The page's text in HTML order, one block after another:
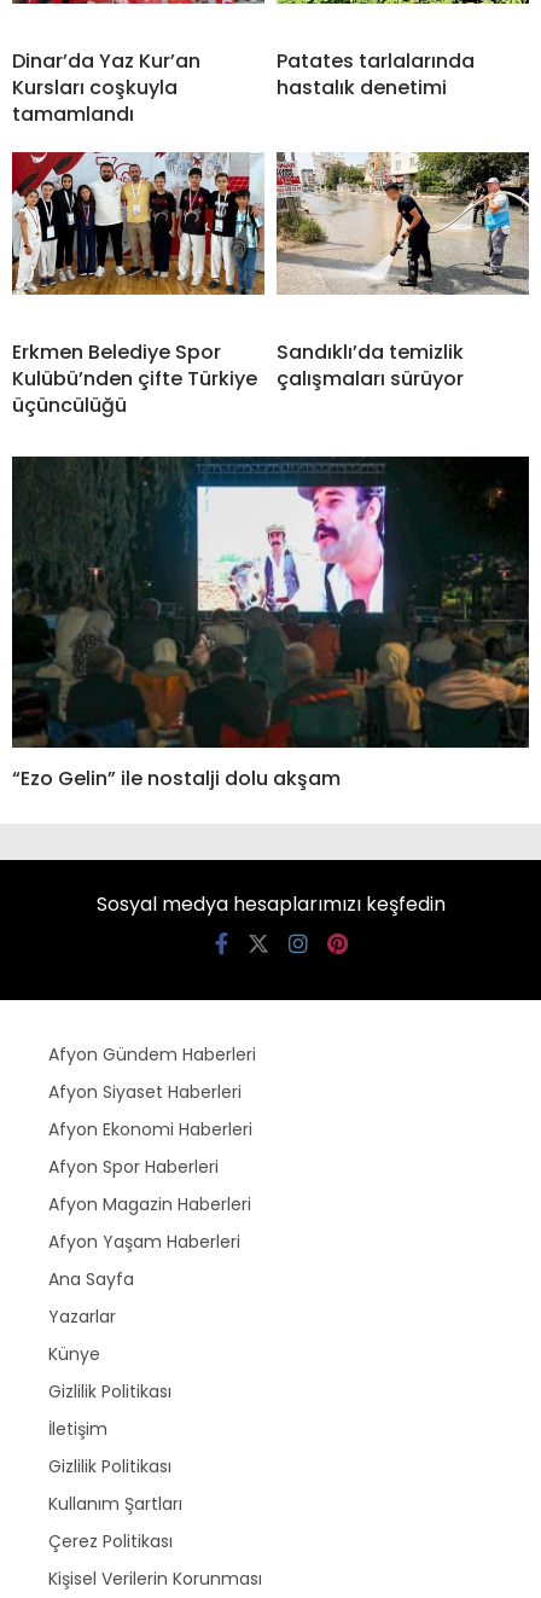
Dinar’da Yaz Kur’an
Kursları coşkuyla
tamamlandı
Patates tarlalarında
hastalık denetimi
Erkmen Belediye Spor
Kulübü’nden çifte Türkiye
üçüncülüğü
Sandıklı’da temizlik
çalışmaları sürüyor
“Ezo Gelin” ile nostalji dolu akşam
Sosyal medya hesaplarımızı keşfedin
Afyon Gündem Haberleri
Afyon Siyaset Haberleri
Afyon Ekonomi Haberleri
Afyon Spor Haberleri
Afyon Magazin Haberleri
Afyon Yaşam Haberleri
Ana Sayfa
Yazarlar
Künye
Gizlilik Politikası
İletişim
Gizlilik Politikası
Kullanım Şartları
Çerez Politikası
Kişisel Verilerin Korunması